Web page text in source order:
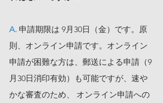
A. 申請期限は 9月30日（金）です。原
則、オンライン申請です。オンライン
申請が困難な方は、郵送による申請（9
月30日消印有効）も可能ですが、速や
かな審査のため、 オンライン申請への